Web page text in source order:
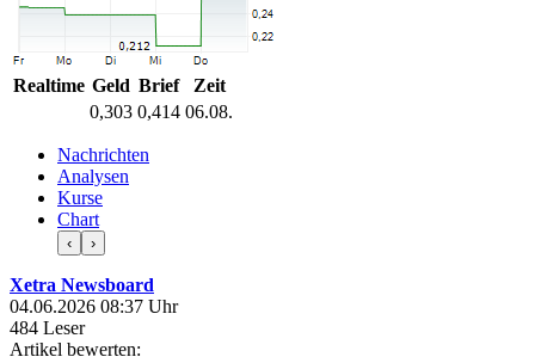
Realtime Geld Brief
Zeit
0,303 0,414 06.08.
Nachrichten
Analysen
Kurse
Chart
‹ ›
Xetra Newsboard
04.06.2026 08:37 Uhr
484 Leser
Artikel bewerten: